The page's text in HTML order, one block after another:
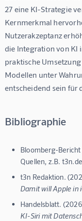
27 eine KI-Strategie
Kernmerkmal
Nutzerakzeptanz
die Integration von KI
praktische
Modellen unter
entscheidend sein für
Bibliographie
Bloomberg-
Quellen, z.B.
t3n Redaktion.
Damit will Apple in
Handelsblatt.
KI-Siri mit